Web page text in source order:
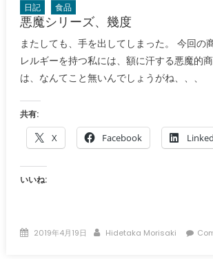
日記 食品
悪魔シリーズ、幾度
またしても、手を出してしまった。 今回の
レルギーを持つ私には、額に汗する悪魔的
は、なんてこと無いんでしょうがね、、、
共有:
X Facebook
いいね:
Posted
2019年4月19日 Author
Hidetaka Morisaki